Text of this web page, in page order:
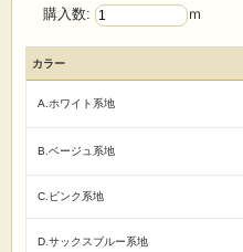
☆画面上で見た色と実際の商品の色と
☆ロット違いで、反が異なると僅かに
反毎に行う様お願い致します。
☆反物(基本的には丸巻36m)でお買い
す。
まずはお気軽にメール・お電話でお問
購入数: ｍ
カラー
A.ホワイト系地
B.ベージュ系地
C.ピンク系地
D.サックスブルー系地